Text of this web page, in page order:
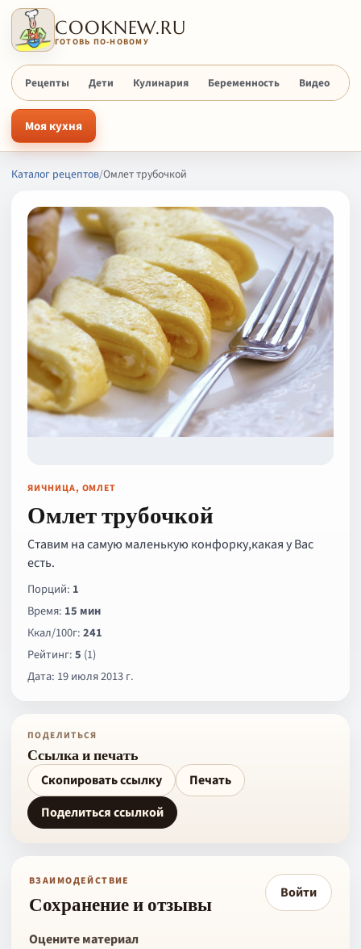
COOKNEW.RU
ГОТОВЬ ПО-НОВОМУ
Рецепты Дети Кулинария Беременность Видео
Моя кухня
Каталог рецептов/Омлет трубочкой
ЯИЧНИЦА, ОМЛЕТ
Омлет трубочкой
Ставим на самую маленькую конфорку,какая у Вас
есть.
Порций: 1
Время: 15 мин
Ккал/100г:241
Рейтинг:5 (1)
Дата: 19 июля 2013 г.
ПОДЕЛИТЬСЯ
Ссылка и печать
Скопировать ссылку
Печать
Поделиться ссылкой
ВЗАИМОДЕЙСТВИЕ
Сохранение и отзывы Войти
Оцените материал